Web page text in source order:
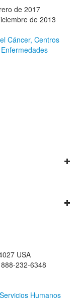
de 2017
de 2013
Cáncer, Centros
USA
232-6348
Humanos